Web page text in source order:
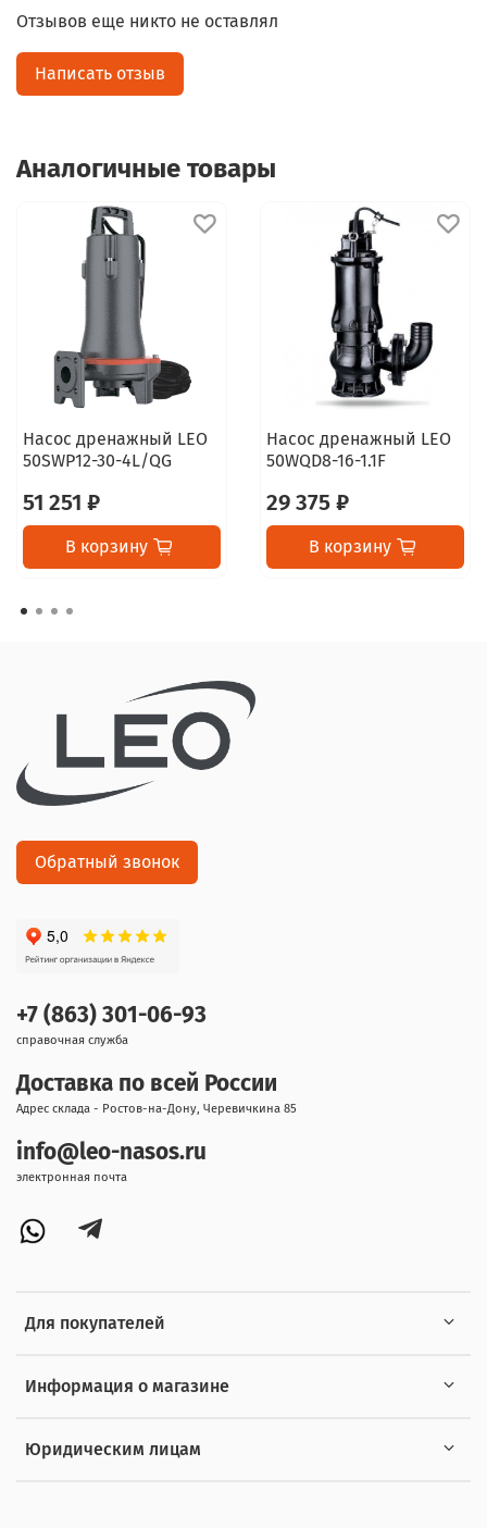
Отзывов еще никто не оставлял
Написать отзыв
Аналогичные товары
Насос дренажный LEO
50SWP12-30-4L/QG
51 251 ₽
В корзину
Насос дренажный LEO
50WQD8-16-1.1F
29 375 ₽
В корзину
Для покупателей
Информация о магазине
Юридическим лицам
+7 (863) 301-06-93
справочная служба
Доставка по всей России
Адрес склада - Ростов-на-Дону, Черевичкина 85
info@leo-nasos.ru
электронная почта
Обратный звонок